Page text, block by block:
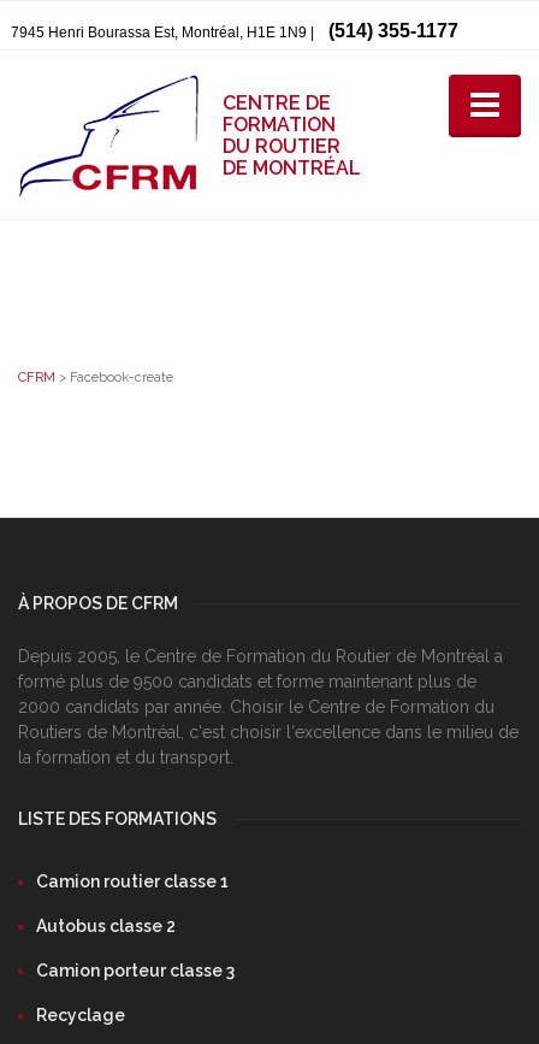
7945 Henri Bourassa Est, Montréal, H1E 1N9 | (514) 355-1177
CENTRE DE
FORMATION
DU ROUTIER
DE MONTRÉAL
CFRM > Facebook-create
À PROPOS DE CFRM
Depuis 2005, le Centre de Formation du Routier de Montréal a
formé plus de 9500 candidats et forme maintenant plus de
2000 candidats par année. Choisir le Centre de Formation du
Routiers de Montréal, c‘est choisir l‘excellence dans le milieu de
la formation et du transport.
LISTE DES FORMATIONS
Camion routier classe 1
Autobus classe 2
Camion porteur classe 3
Recyclage